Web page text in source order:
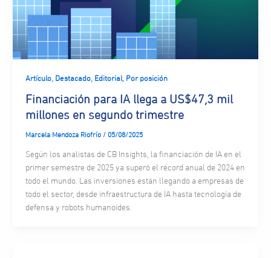
Artículo, Destacado, Editorial, Por posición
Financiación para IA llega a US$47,3 mil
millones en segundo trimestre
Marcela Mendoza Riofrío / 05/08/2025
Según los analistas de CB Insights, la financiación de IA en el
primer semestre de 2025 ya superó el récord anual de 2024 en
todo el mundo. Las inversiones están llegando a empresas de
todo el sector, desde infraestructura de IA hasta tecnología de
defensa y robots humanoides.